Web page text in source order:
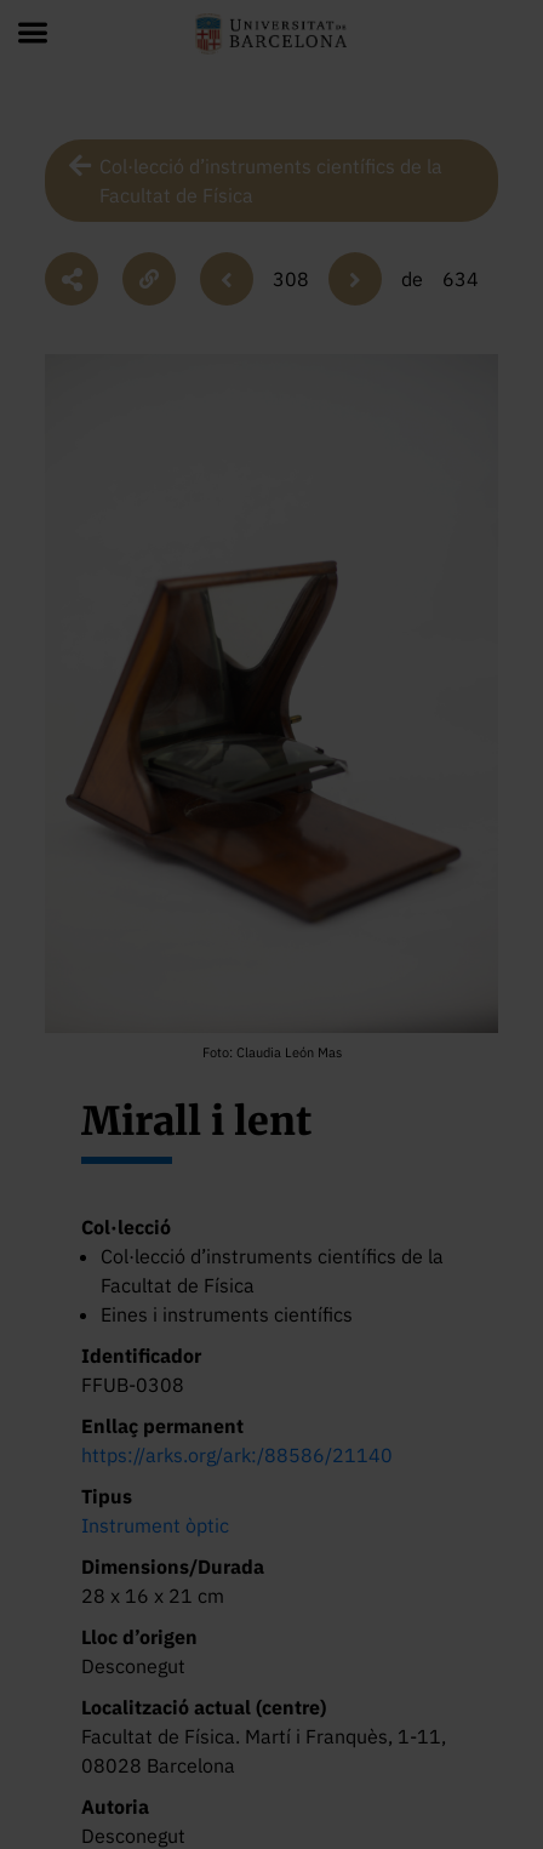
Col·lecció d’instruments científics de la
Facultat de Física
308 de 634
Foto: Claudia León Mas
Mirall i lent
Col·lecció
Col·lecció d’instruments científics de la
Facultat de Física
Eines i instruments científics
Identificador
FFUB-0308
Enllaç permanent
https://arks.org/ark:/88586/21140
Tipus
Instrument òptic
Dimensions/Durada
28 x 16 x 21 cm
Lloc d’origen
Desconegut
Localització actual (centre)
Facultat de Física. Martí i Franquès, 1-11,
08028 Barcelona
Autoria
Desconegut